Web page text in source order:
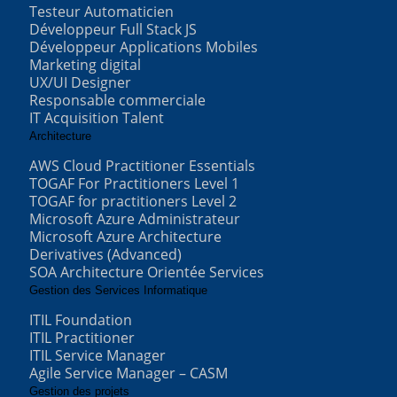
Testeur Automaticien
Développeur Full Stack JS
Développeur Applications Mobiles
Marketing digital
UX/UI Designer
Responsable commerciale
IT Acquisition Talent
Architecture
AWS Cloud Practitioner Essentials
TOGAF For Practitioners Level 1
TOGAF for practitioners Level 2
Microsoft Azure Administrateur
Microsoft Azure Architecture
Derivatives (Advanced)
SOA Architecture Orientée Services
Gestion des Services Informatique
ITIL Foundation
ITIL Practitioner
ITIL Service Manager
Agile Service Manager – CASM
Gestion des projets